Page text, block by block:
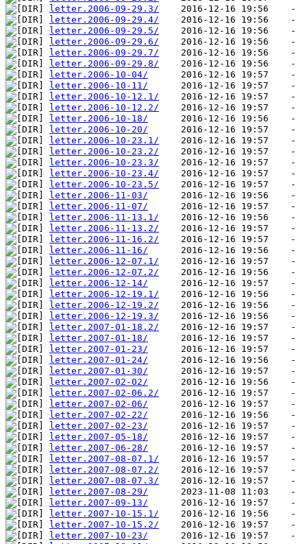
letter.2006-09-29.3/
letter.2006-09-29.4/
letter.2006-09-29.5/
letter.2006-09-29.6/
letter.2006-09-29.7/
letter.2006-09-29.8/
letter.2006-10-04/
letter.2006-10-11/
letter.2006-10-12.1/
letter.2006-10-12.2/
letter.2006-10-18/
letter.2006-10-20/
letter.2006-10-23.1/
letter.2006-10-23.2/
letter.2006-10-23.3/
letter.2006-10-23.4/
letter.2006-10-23.5/
letter.2006-11-03/
letter.2006-11-07/
letter.2006-11-13.1/
letter.2006-11-13.2/
letter.2006-11-16.2/
letter.2006-11-16/
letter.2006-12-07.1/
letter.2006-12-07.2/
letter.2006-12-14/
letter.2006-12-19.1/
letter.2006-12-19.2/
letter.2006-12-19.3/
letter.2007-01-18.2/
letter.2007-01-18/
letter.2007-01-23/
letter.2007-01-24/
letter.2007-01-30/
letter.2007-02-02/
letter.2007-02-06.2/
letter.2007-02-06/
letter.2007-02-22/
letter.2007-02-23/
letter.2007-05-18/
letter.2007-06-28/
letter.2007-08-07.1/
letter.2007-08-07.2/
letter.2007-08-07.3/
letter.2007-08-29/
letter.2007-09-13/
letter.2007-10-15.1/
letter.2007-10-15.2/
letter.2007-10-23/